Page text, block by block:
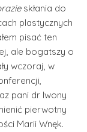
skłania do
plastycznych
pisać ten
ale bogatszy o
wczoraj, w
pani dr Iwony
pierwotny
Marii Wnęk.